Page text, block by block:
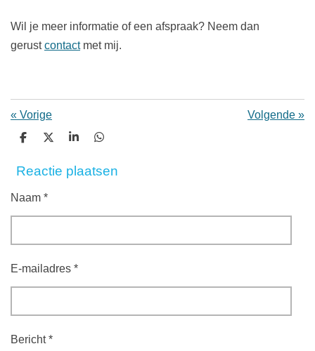
Wil je meer informatie of een afspraak? Neem dan
gerust contact met mij.
« Vorige Volgende »
D
e
D
e
l
S
a
r
D
e
Reactie plaatsen
Naam *
E-mailadres *
Bericht *